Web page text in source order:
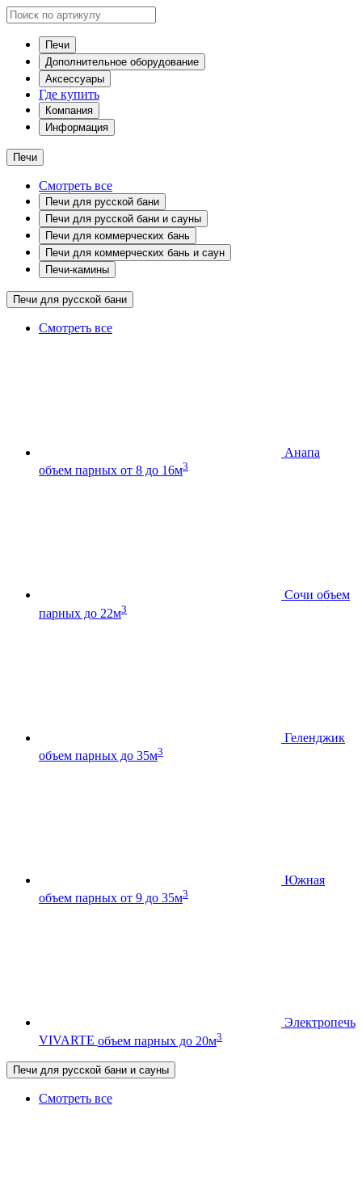
Печи
Дополнительное оборудование
Аксессуары
Где купить
Компания
Информация
Печи
Смотреть все
Печи для русской бани
Печи для русской бани и сауны
Печи для коммерческих бань
Печи для коммерческих бань и саун
Печи-камины
Печи для русской бани
Смотреть все
Анапа
объем парных от 8 до 16м3
Сочи объем
парных до 22м3
Геленджик
объем парных до 35м3
Южная
объем парных от 9 до 35м3
Электропечь
VIVARTE объем парных до 20м3
Печи для русской бани и сауны
Смотреть все